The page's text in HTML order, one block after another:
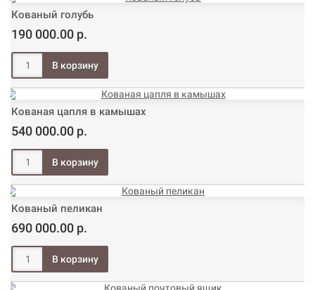
Кованый голубь
190 000.00 р.
Кованая цапля в камышах
540 000.00 р.
Кованый пеликан
690 000.00 р.